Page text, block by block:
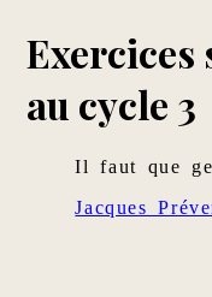
au cycle 3
Il faut que
Jacques